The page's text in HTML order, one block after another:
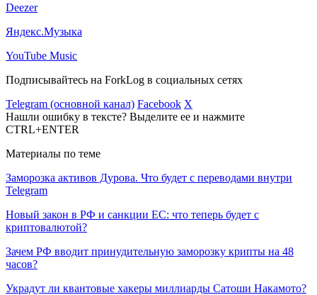
Deezer
Яндекс.Музыка
YouTube Music
Подписывайтесь на ForkLog в социальных сетях
Telegram (основной канал) Facebook X
Нашли ошибку в тексте? Выделите ее и нажмите
CTRL+ENTER
Материалы по теме
Заморозка активов Дурова. Что будет с переводами внутри
Telegram
Новый закон в РФ и санкции ЕС: что теперь будет с
криптовалютой?
Зачем РФ вводит принудительную заморозку крипты на 48
часов?
Украдут ли квантовые хакеры миллиарды Сатоши Накамото?